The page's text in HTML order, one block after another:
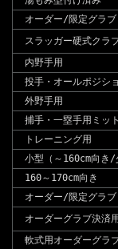
オーダー/限定グラブ
スラッガー硬式クラ
内野手用
投手・オールポジシ
外野手用
捕手・一塁手用ミット
トレーニング用
小型（～160cm向き/
160～170cm向き
オーダー/限定グラブ
オーダーグラブ決済用
軟式用オーダーグラ